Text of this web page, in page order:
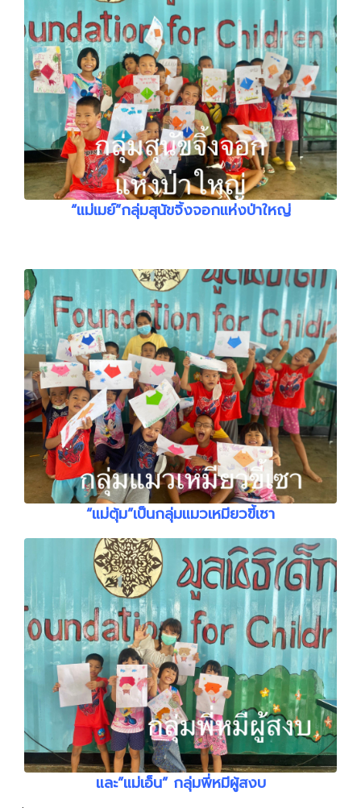
“แม่เมย์”กลุ่มสุนัขจิ้งจอกแห่งป่าใหญ่
“แม่ตุ้ม”เป็นกลุ่มแมวเหมียวขี้เซา
และ”แม่เอ็น” กลุ่มพี่หมีผู้สงบ